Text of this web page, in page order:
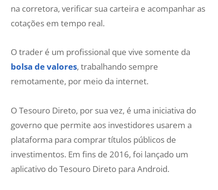
na corretora, verificar sua carteira e acompanhar as
cotações em tempo real.
O trader é um profissional que vive somente da
bolsa de valores, trabalhando sempre
remotamente, por meio da internet.
O Tesouro Direto, por sua vez, é uma iniciativa do
governo que permite aos investidores usarem a
plataforma para comprar títulos públicos de
investimentos. Em fins de 2016, foi lançado um
aplicativo do Tesouro Direto para Android.